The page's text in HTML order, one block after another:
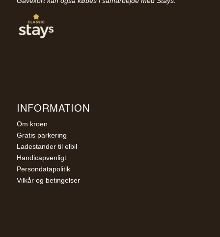
INFORMATION
Om kroen
Gratis parkering
Ladestander til elbil
Handicapvenligt
Persondatapolitik
Vilkår og betingelser